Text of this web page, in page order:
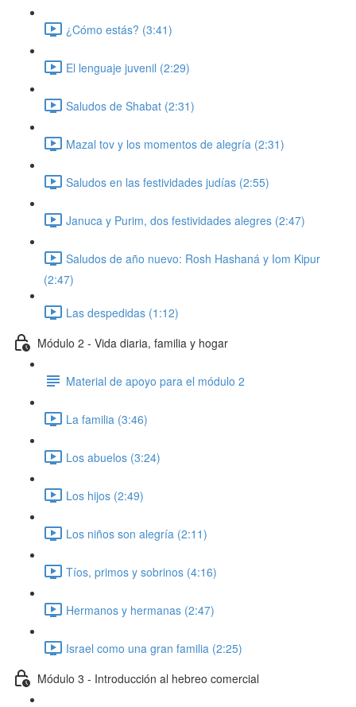
¿Cómo estás? (3:41)
El lenguaje juvenil (2:29)
Saludos de Shabat (2:31)
Mazal tov y los momentos de alegría (2:31)
Saludos en las festividades judías (2:55)
Januca y Purim, dos festividades alegres (2:47)
Saludos de año nuevo: Rosh Hashaná y Iom Kipur
(2:47)
Las despedidas (1:12)
Módulo 2 - Vida diaria, familia y hogar
Material de apoyo para el módulo 2
La familia (3:46)
Los abuelos (3:24)
Los hijos (2:49)
Los niños son alegría (2:11)
Tíos, primos y sobrinos (4:16)
Hermanos y hermanas (2:47)
Israel como una gran familia (2:25)
Módulo 3 - Introducción al hebreo comercial